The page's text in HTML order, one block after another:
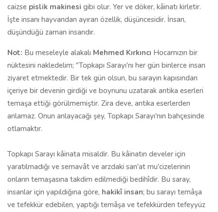
caizse pislik makinesi gibi olur. Yer ve döker, kâinatı kirletir.
İşte insanı hayvandan ayıran özellik, düşüncesidir. İnsan,
düşündüğü zaman insandır.
Not: Bu meseleyle alakalı Mehmed Kırkıncı Hocamızın bir
nüktesini nakledelim; "Topkapı Sarayı'nı her gün binlerce insan
ziyaret etmektedir. Bir tek gün olsun, bu sarayın kapısından
içeriye bir devenin girdiği ve boynunu uzata­rak antika eserleri
temaşa ettiği görülmemiştir. Zira deve, antika eserlerden
anlamaz. Onun anlayacağı şey, Topkapı Sarayı'nın bahçesinde
otlamaktır.
Topkapı Sarayı kâinata misaldir. Bu kâinatın develer için
yaratılmadı­ğı ve semavât ve arzdaki san'at mu'cizelerinin
onların temaşasına takdim edilmediği bedihîdir. Bu saray,
insanlar için yapıldığına göre, hakikî insan; bu sarayı temâşa
ve tefekkür edebilen, yaptığı temâşa ve tefekkürden te­feyyüz